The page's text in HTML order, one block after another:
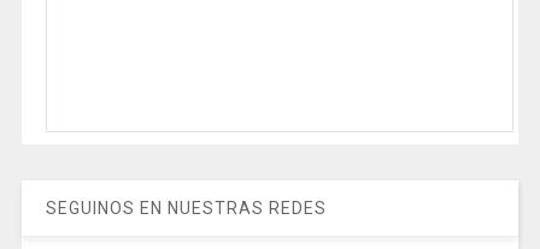
SEGUINOS EN NUESTRAS REDES